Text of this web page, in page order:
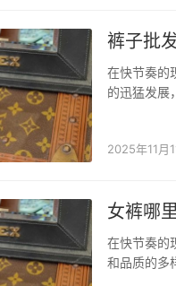
裤子批
在快节奏的
的迅猛发展
2025年11月
女裤哪
在快节奏的
和品质的多